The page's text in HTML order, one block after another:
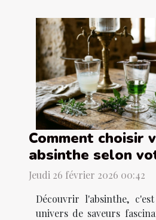
Comment choisir
absinthe selon
Jeudi 26 février 2026 00:42
Découvrir l'absinthe,
univers de saveurs